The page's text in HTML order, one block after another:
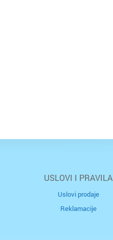
USLOVI I PRAVILA
Uslovi prodaje
Reklamacije